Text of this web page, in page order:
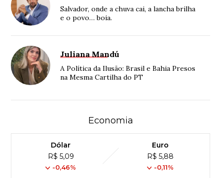
Salvador, onde a chuva cai, a lancha brilha
e o povo… boia.
Juliana Mandú
A Política da Ilusão: Brasil e Bahia Presos
na Mesma Cartilha do PT
Economia
Dólar
R$ 5,09
-0,46%
Euro
R$ 5,88
-0,11%